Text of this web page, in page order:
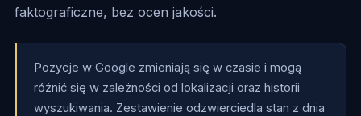
faktograficzne, bez ocen jakości.
Pozycje w Google zmieniają się w czasie i mogą
różnić się w zależności od lokalizacji oraz historii
wyszukiwania. Zestawienie odzwierciedla stan z dnia